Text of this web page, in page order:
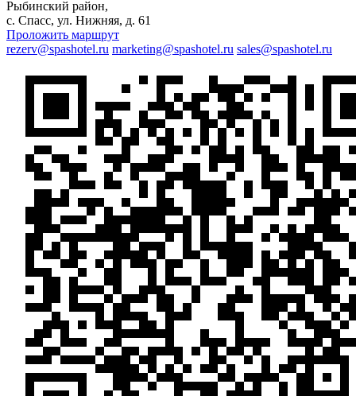
Рыбинский район,
с. Спаcс, ул. Нижняя, д. 61
Проложить маршрут
rezerv@spashotel.ru marketing@spashotel.ru sales@spashotel.ru